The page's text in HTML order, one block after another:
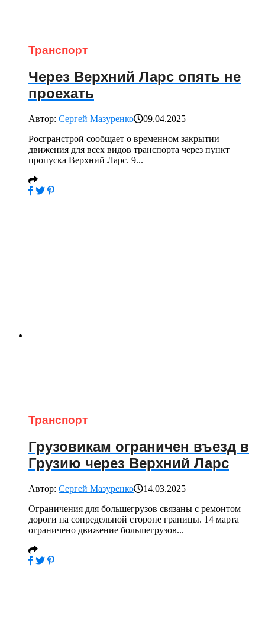
Транспорт
Через Верхний Ларс опять не
проехать
Автор: Сергей Мазуренко
09.04.2025
Росгранстрой сообщает о временном закрытии
движения для всех видов транспорта через пункт
пропуска Верхний Ларс. 9...
Транспорт
Грузовикам ограничен въезд в
Грузию через Верхний Ларс
Автор: Сергей Мазуренко
14.03.2025
Ограничения для большегрузов связаны с ремонтом
дороги на сопредельной стороне границы. 14 марта
ограничено движение большегрузов...